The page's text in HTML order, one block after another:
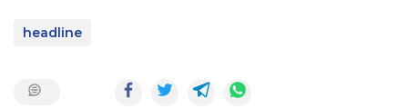
headline